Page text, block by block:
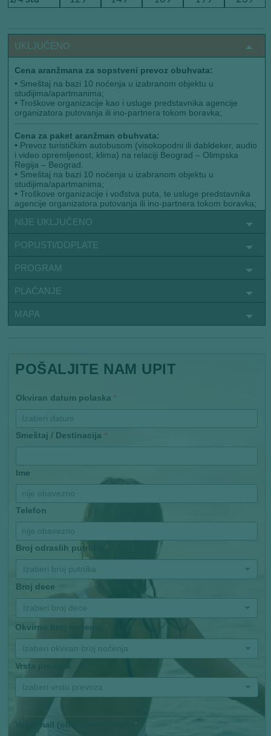
UKLJUČENO
Cena aranžmana za sopstveni prevoz obuhvata:
• Smeštaj na bazi 10 noćenja u izabranom objektu u
studijima/apartmanima;
•Troškove organizacije kao i usluge predstavnika agencije
organizatora putovanja ili ino-partnera tokom boravka;
Cena za paket aranžman obuhvata:
• Prevoz turističkim autobusom (visokopodni ili dabldeker, audio
i video opremljenost, klima) na relaciji Beograd – Olimpska
Regija – Beograd.
• Smeštaj na bazi 10 noćenja u izabranom objektu u
studijima/apartmanima;
•Troškove organizacije i vođstva puta, te usluge predstavnika
agencije organizatora putovanja ili ino-partnera tokom boravka;
NIJE UKLJUČENO
POPUSTI/DOPLATE
PROGRAM
PLAĆANJE
MAPA
POŠALJITE NAM UPIT
Okviran datum polaska *
Smeštaj / Destinacija *
Ime
Telefon
Broj odraslih putnika *
Izaberi broj putnika
Broj dece
Izaberi broj dece
Okvirno broj noćenja *
Izaberi okviran broj noćenja
Vrsta prevoza
Izaberi vrstu prevoza
Vaš Email (obaveznan unos) *